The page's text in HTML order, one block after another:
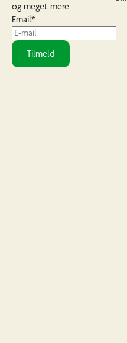
og meget mere
Email*
Tilmeld